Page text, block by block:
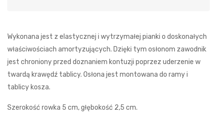
Wykonana jest z elastycznej i wytrzymałej pianki o doskonałych
właściwościach amortyzujących. Dzięki tym osłonom zawodnik
jest chroniony przed doznaniem kontuzji poprzez uderzenie w
twardą krawędź tablicy. Osłona jest montowana do ramy i
tablicy kosza.
Szerokość rowka 5 cm, głębokość 2,5 cm.